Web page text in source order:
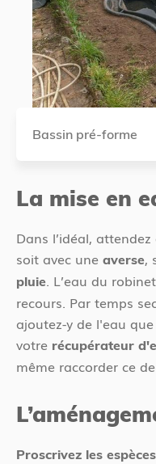
Bassin pré-forme
La mise en
Dans l’idéal,
soit avec une averse,
pluie. L’eau du
recours. Par temps
ajoutez-y de l'eau
votre récupérateur
même raccorder ce
Proscrivez les